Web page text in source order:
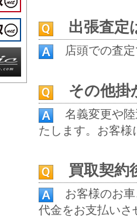
出張査定
店頭での査定
その他掛
名義変更や陸
たします。お客
買取契約
お客様のお車
代金をお支払いさ